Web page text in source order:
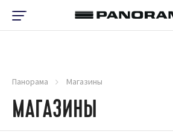
Панорама Магазины
МАГАЗИНЫ